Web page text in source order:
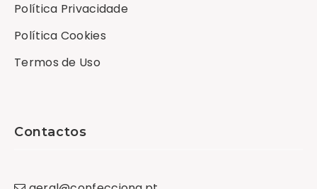
Política Privacidade
Política Cookies
Termos de Uso
Contactos